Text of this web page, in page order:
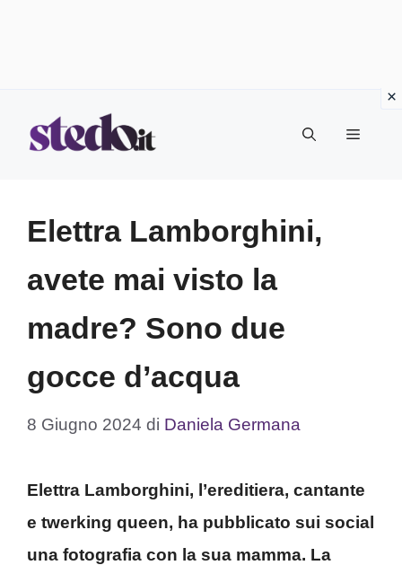
Menu
Elettra Lamborghini,
avete mai visto la
madre? Sono due
gocce d’acqua
8 Giugno 2024 di Daniela Germana
Elettra Lamborghini, l’ereditiera, cantante
e twerking queen, ha pubblicato sui social
una fotografia con la sua mamma. La